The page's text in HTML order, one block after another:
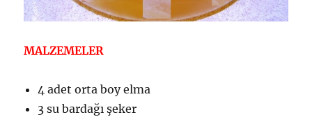
MALZEMELER
4 adet orta boy elma
3 su bardağı şeker